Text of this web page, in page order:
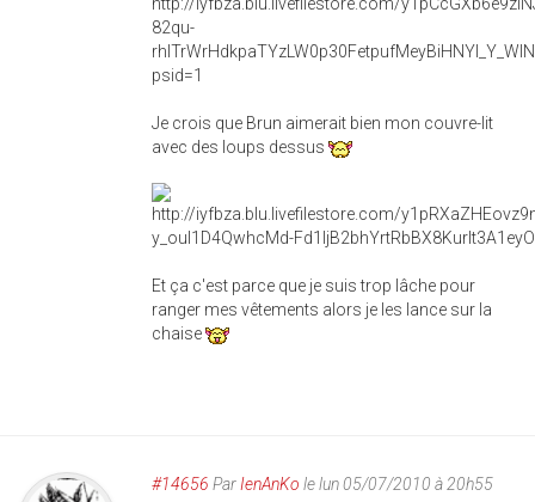
Je crois que Brun aimerait bien mon couvre-lit
avec des loups dessus
Et ça c'est parce que je suis trop lâche pour
ranger mes vêtements alors je les lance sur la
chaise
#14656 ParIenAnKo le lun 05/07/2010 à 20h55